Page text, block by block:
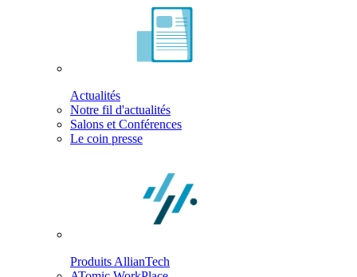
Actualités
Notre fil d'actualités
Salons et Conférences
Le coin presse
Produits AllianTech